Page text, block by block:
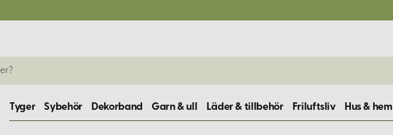
Tyger Sybehör Dekorband Garn & ull Läder & tillbehör Friluftsliv Hus & hem